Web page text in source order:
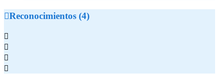
Reconocimientos (4)



